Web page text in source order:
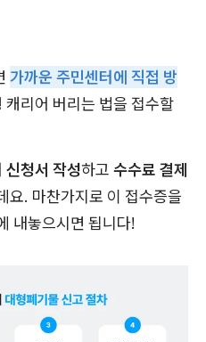
가까운 주민센터에 직접 방
리어 버리는 법을 접수할
신청서 작성하고 수수료 결제
요. 마찬가지로 이 접수증을
내놓으시면 됩니다!